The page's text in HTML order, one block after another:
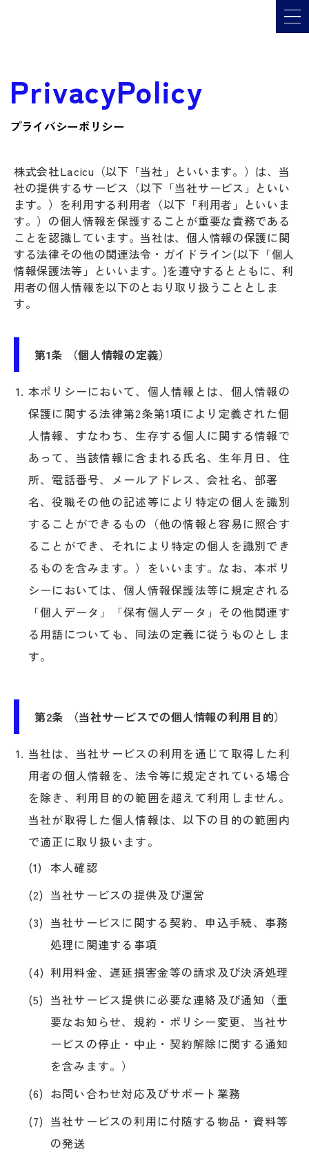
メ
PrivacyPolicy
プライバシーポリシー
株式会社Lacicu（以下「当社」といいます。）は、当
社の提供するサービス（以下「当社サービス」といい
ます。）を利用する利用者（以下「利用者」といいま
す。）の個人情報を保護することが重要な責務である
ことを認識しています。当社は、個人情報の保護に関
する法律その他の関連法令・ガイドライン(以下「個人
情報保護法等」といいます。)を遵守するとともに、利
用者の個人情報を以下のとおり取り扱うこととしま
す。
第1条 （個人情報の定義）
本ポリシーにおいて、個人情報とは、個人情報の
保護に関する法律第2条第1項により定義された個
人情報、すなわち、生存する個人に関する情報で
あって、当該情報に含まれる氏名、生年月日、住
所、電話番号、メールアドレス、会社名、部署
名、役職その他の記述等により特定の個人を識別
することができるもの（他の情報と容易に照合す
ることができ、それにより特定の個人を識別でき
るものを含みます。）をいいます。なお、本ポリ
シーにおいては、個人情報保護法等に規定される
「個人データ」「保有個人データ」その他関連す
る用語についても、同法の定義に従うものとしま
す。
第2条 （当社サービスでの個人情報の利用目的）
当社は、当社サービスの利用を通じて取得した利
用者の個人情報を、法令等に規定されている場合
を除き、利用目的の範囲を超えて利用しません。
当社が取得した個人情報は、以下の目的の範囲内
で適正に取り扱います。
本人確認
当社サービスの提供及び運営
当社サービスに関する契約、申込手続、事務
処理に関連する事項
利用料金、遅延損害金等の請求及び決済処理
当社サービス提供に必要な連絡及び通知（重
要なお知らせ、規約・ポリシー変更、当社サ
ービスの停止・中止・契約解除に関する通知
を含みます。）
お問い合わせ対応及びサポート業務
当社サービスの利用に付随する物品・資料等
の発送